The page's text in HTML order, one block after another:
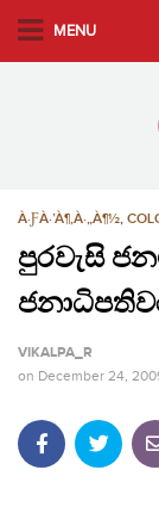
MENU
À·ƑÀ·’À¶‚À·„À¶½,
පුරවැසි
VIKALPA_R
on December 24,